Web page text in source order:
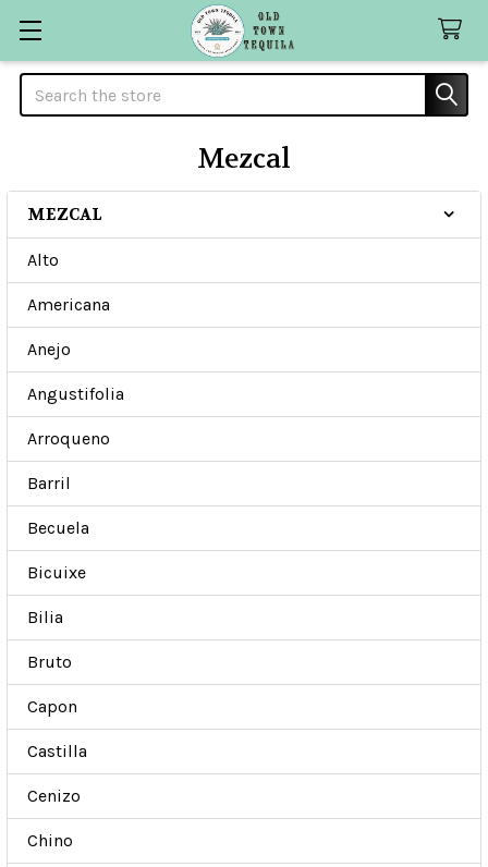
Search
Mezcal
Sidebar
MEZCAL
Alto
Americana
Anejo
Angustifolia
Arroqueno
Barril
Becuela
Bicuixe
Bilia
Bruto
Capon
Castilla
Cenizo
Chino